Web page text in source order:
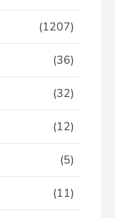
(1207)
(36)
(32)
(12)
(5)
(11)